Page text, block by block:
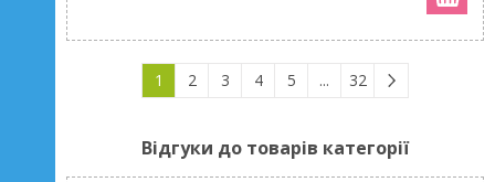
1 2 3 4 5 ... 32
Відгуки до товарів категорії